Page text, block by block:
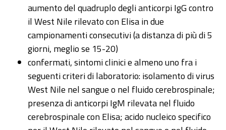
aumento del quadruplo degli anticorpi IgG contro
il West Nile rilevato con Elisa in due
campionamenti consecutivi (a distanza di più di 5
giorni, meglio se 15-20)
confermati, sintomi clinici e almeno uno fra i
seguenti criteri di laboratorio: isolamento di virus
West Nile nel sangue o nel fluido cerebrospinale;
presenza di anticorpi IgM rilevata nel fluido
cerebrospinale con Elisa; acido nucleico specifico